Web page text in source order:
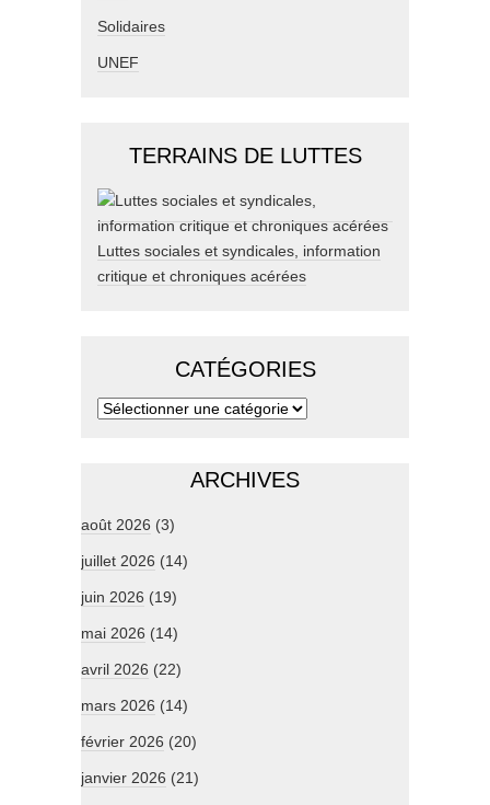
Solidaires
UNEF
TERRAINS DE LUTTES
Luttes sociales et syndicales, information
critique et chroniques acérées
CATÉGORIES
ARCHIVES
août 2026 (3)
juillet 2026 (14)
juin 2026 (19)
mai 2026 (14)
avril 2026 (22)
mars 2026 (14)
février 2026 (20)
janvier 2026 (21)